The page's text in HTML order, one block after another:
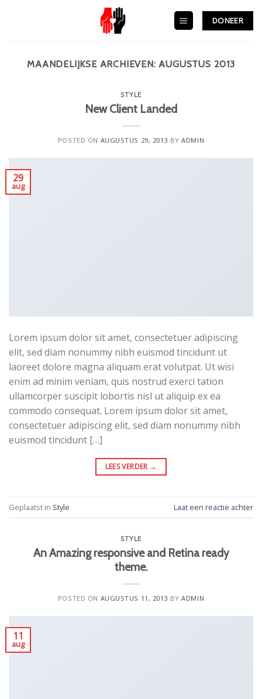
DONEER
MAANDELIJKSE ARCHIEVEN:AUGUSTUS 2013
STYLE
New Client Landed
POSTED ON AUGUSTUS 29, 2013 BYADMIN
29
aug
Lorem ipsum dolor sit amet, consectetuer adipiscing
elit, sed diam nonummy nibh euismod tincidunt ut
laoreet dolore magna aliquam erat volutpat. Ut wisi
enim ad minim veniam, quis nostrud exerci tation
ullamcorper suscipit lobortis nisl ut aliquip ex ea
commodo consequat. Lorem ipsum dolor sit amet,
consectetuer adipiscing elit, sed diam nonummy nibh
euismod tincidunt […]
LEES VERDER →
Geplaatst in Style Laat een reactie achter
STYLE
An Amazing responsive and Retina ready
theme.
POSTED ON AUGUSTUS 11, 2013 BYADMIN
11
aug